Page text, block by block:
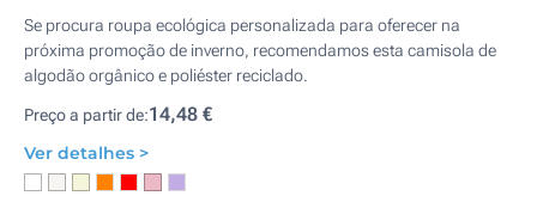
Se procura roupa ecológica personalizada para oferecer na
próxima promoção de inverno, recomendamos esta camisola de
algodão orgânico e poliéster reciclado.
Preço a partir de:14,48 €
Ver detalhes >